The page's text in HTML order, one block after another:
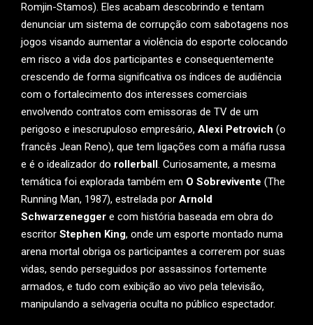
Romjin-Stamos). Eles acabam descobrindo e tentam
denunciar um sistema de corrupção com sabotagens nos
jogos visando aumentar a violência do esporte colocando
em risco a vida dos participantes e consequentemente
crescendo de forma significativa os índices de audiência
com o fortalecimento dos interesses comerciais
envolvendo contratos com emissoras de TV de um
perigoso e inescrupuloso empresário, Alexi Petrovich (o
francês Jean Reno), que tem ligações com a máfia russa
e é o idealizador do rollerball. Curiosamente, a mesma
temática foi explorada também em O Sobrevivente (The
Running Man, 1987), estrelada por Arnold
Schwarzenegger e com história baseada em obra do
escritor Stephen King, onde um esporte montado numa
arena mortal obriga os participantes a correrem por suas
vidas, sendo perseguidos por assassinos fortemente
armados, e tudo com exibição ao vivo pela televisão,
manipulando a selvageria oculta no público espectador.